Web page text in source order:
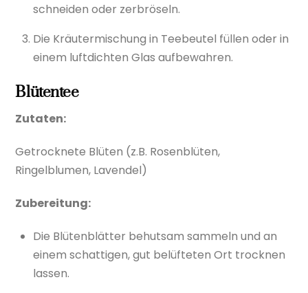
schneiden oder zerbröseln.
Die Kräutermischung in Teebeutel füllen oder in
einem luftdichten Glas aufbewahren.
Blütentee
Zutaten:
Getrocknete Blüten (z.B. Rosenblüten,
Ringelblumen, Lavendel)
Zubereitung:
Die Blütenblätter behutsam sammeln und an
einem schattigen, gut belüfteten Ort trocknen
lassen.